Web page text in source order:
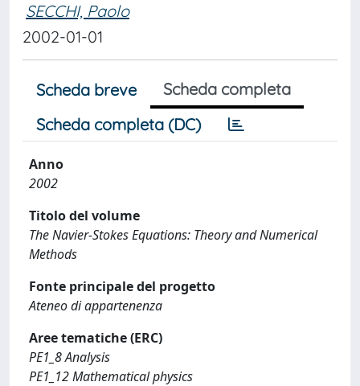
SECCHI, Paolo
2002-01-01
Scheda breve
Scheda completa
Scheda completa (DC)
Anno
2002
Titolo del volume
The Navier-Stokes Equations: Theory and Numerical
Methods
Fonte principale del progetto
Ateneo di appartenenza
Aree tematiche (ERC)
PE1_8 Analysis
PE1_12 Mathematical physics